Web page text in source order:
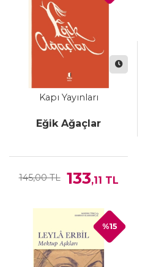
Kapı Yayınları
Eğik Ağaçlar
145,00 TL 133,11 TL
%15